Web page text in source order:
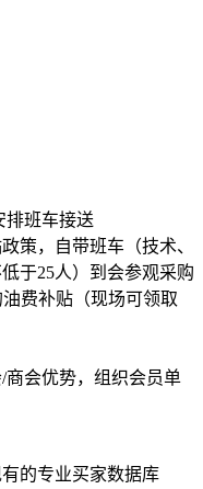
排班车接送
策，自带班车（技术、
于25人）到会参观采购
费补贴（现场可领取
商会优势，组织会员单
的专业买家数据库